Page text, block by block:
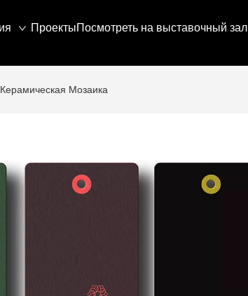
ПроектыПосмотреть на выставочный зал
Керамическая Мозаика